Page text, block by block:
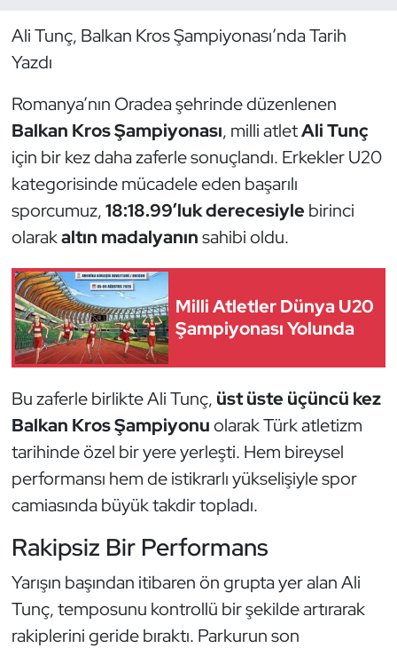
Ali Tunç, Balkan Kros Şampiyonası’nda Tarih
Yazdı
Romanya’nın Oradea şehrinde düzenlenen
Balkan Kros Şampiyonası, milli atletAli Tunç
için bir kez daha zaferle sonuçlandı. Erkekler U20
kategorisinde mücadele eden başarılı
sporcumuz,18:18.99’luk derecesiyle birinci
olarakaltın madalyanınsahibi oldu.
Milli Atletler Dünya U20
Şampiyonası Yolunda
Bu zaferle birlikte Ali Tunç, üst üste üçüncü kez
Balkan Kros Şampiyonuolarak Türk atletizm
tarihinde özel bir yere yerleşti. Hem bireysel
performansı hem de istikrarlı yükselişiyle spor
camiasında büyük takdir topladı.
Rakipsiz Bir Performans
Yarışın başından itibaren ön grupta yer alan Ali
Tunç, temposunu kontrollü bir şekilde artırarak
rakiplerini geride bıraktı. Parkurun son
Dans Sporları
E-Spor
Eskrim
Futbol
Futsal
Genel
Golf
Güreş
Halter
Hava Sporları
Hentbol
İşitme Engelli Sporcular
Judo ve Kuraş